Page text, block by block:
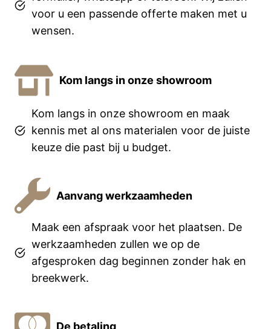
voor u een passende offerte maken met u
wensen.
Kom langs in onze showroom
Kom langs in onze showroom en maak
kennis met al ons materialen voor de juiste
keuze die past bij u budget.
Aanvang werkzaamheden
Maak een afspraak voor het plaatsen. De
werkzaamheden zullen we op de
afgesproken dag beginnen zonder hak en
breekwerk.
De betaling